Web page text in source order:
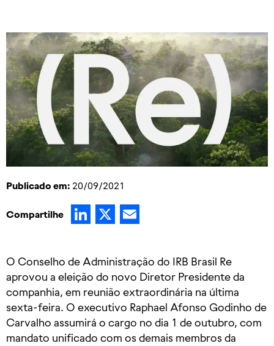
Publicado em: 20/09/2021
Compartilhe LinkedIn
X
O Conselho de Administração do IRB Brasil Re
aprovou a eleição do novo Diretor Presidente da
companhia, em reunião extraordinária na última
sexta-feira. O executivo Raphael Afonso Godinho de
Carvalho assumirá o cargo no dia 1 de outubro, com
mandato unificado com os demais membros da